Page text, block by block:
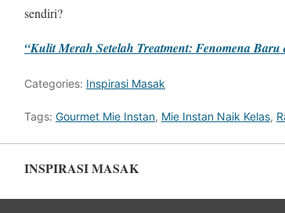
sendiri?
“Kulit Merah Setelah Treatment: Fenomena
Categories: Inspirasi Masak
Tags: Gourmet Mie Instan, Mie Instan Naik Kelas,
INSPIRASI MASAK